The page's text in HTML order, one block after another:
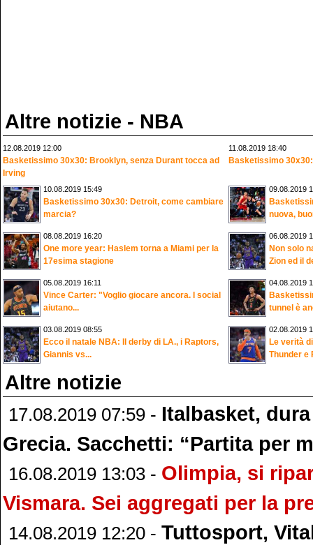
Altre notizie - NBA
12.08.2019 12:00
Basketissimo 30x30: Brooklyn, senza Durant tocca ad
Irving
11.08.2019 18:40
Basketissimo
10.08.2019 15:49
Basketissimo 30x30: Detroit, come cambiare
marcia?
09.08.2019
nuova,
08.08.2019 16:20
One more year: Haslem torna a Miami per la
17esima stagione
06.08.2019
Non solo
Zion ed il
05.08.2019 16:11
Vince Carter: "Voglio giocare ancora. I social
aiutano...
04.08.2019
tunnel è
03.08.2019 08:55
Ecco il natale NBA: Il derby di LA., i Raptors,
Giannis vs...
02.08.2019
Le verità
Thunder e
Altre notizie
17.08.2019 07:59 - Italbasket,
Grecia. Sacchetti: “Partita per
16.08.2019 13:03 - Olimpia, si
Vismara. Sei aggregati per la
14.08.2019 12:20 - Tuttosport,